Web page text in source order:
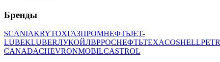
Бренды
SCANIAKRYTOXГАЗПРОМНЕФТЬJET-
LUBEKLUBERЛУКОЙЛBPРОСНЕФТЬTEXACOSHELL
CANADACHEVRONMOBILCASTROL